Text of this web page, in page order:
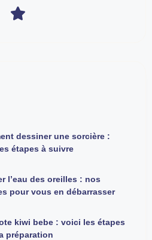
dessiner une sorcière :
étapes à suivre
l’eau des oreilles : nos
pour vous en débarrasser
kiwi bebe : voici les étapes
préparation